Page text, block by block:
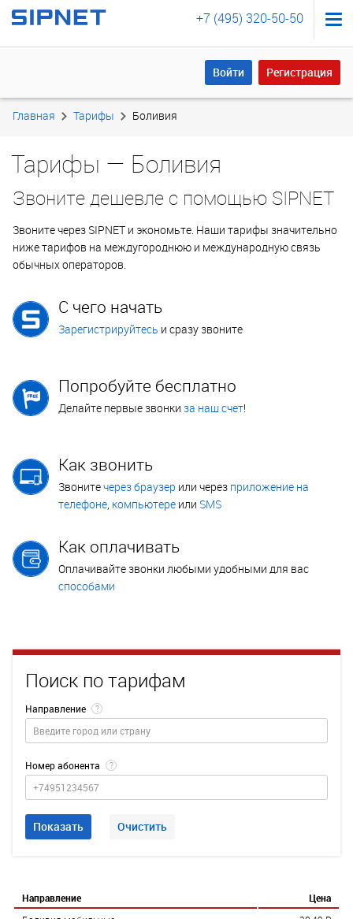
+7 (495) 320-50-50
Войти Регистрация
Войти Регистрация
Главная Тарифы Боливия
Тарифы — Боливия
Звоните дешевле с помощью SIPNET
Звоните через SIPNET и экономьте. Наши тарифы значительно
ниже тарифов на междугороднюю и международную связь
обычных операторов.
С чего начать
Зарегистрируйтесь и сразу звоните
Попробуйте бесплатно
Делайте первые звонки за наш счет!
Как звонить
Звонитечерез браузер или через приложение на
телефоне, компьютере или SMS
Как оплачивать
Оплачивайте звонки любыми удобными для вас
способами
Поиск по тарифам
Направление ?
Номер абонента ?
Показать Очистить
Направление
Цена